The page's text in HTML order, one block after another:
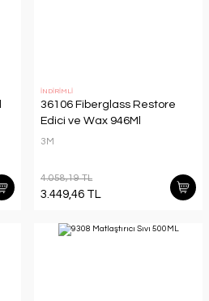
İNDİRİMLİ
36106 Fiberglass Restore
Edici ve Wax 946Ml
3M
4.058,19 TL
3.449,46 TL